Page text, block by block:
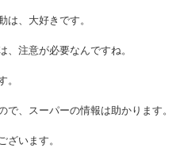
、大好きです。
注意が必要なんですね。
、スーパーの情報は助かります。
います。